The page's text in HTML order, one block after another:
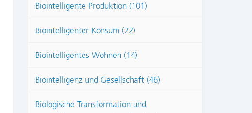
Biointelligente Produktion (101)
Biointelligenter Konsum (22)
Biointelligentes Wohnen (14)
Biointelligenz und Gesellschaft (46)
Biologische Transformation und